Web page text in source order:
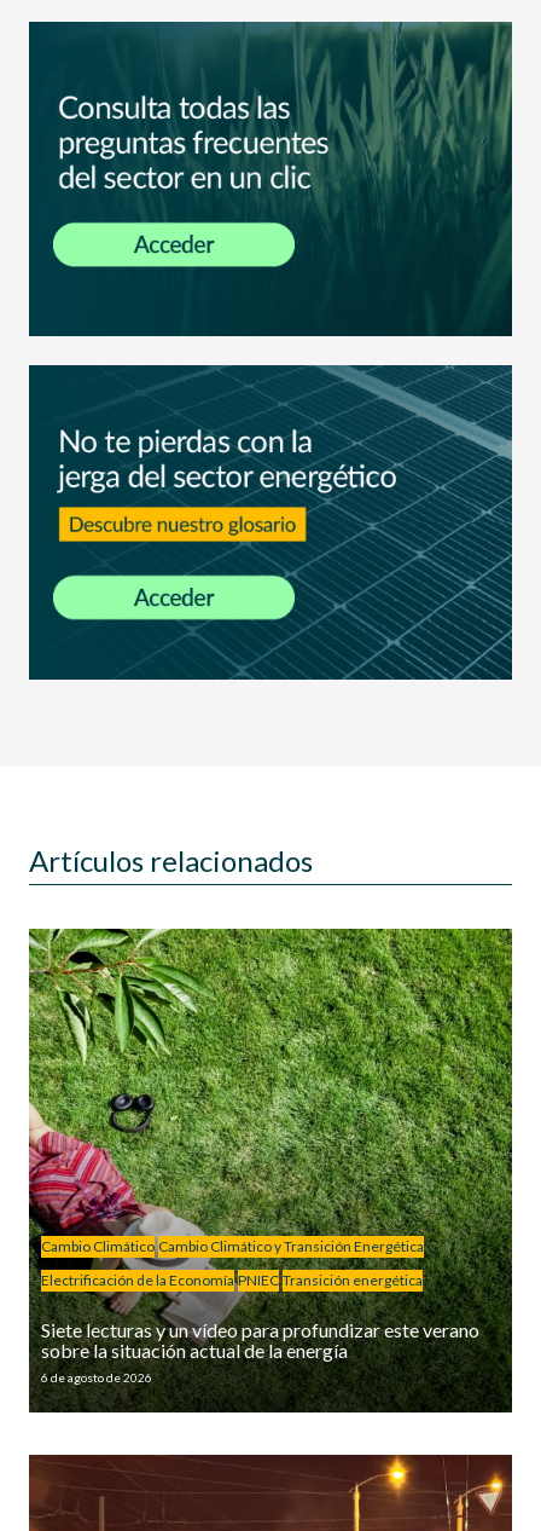
Artículos relacionados
Cambio Climático Cambio Climático y Transición Energética
Electrificación de la Economía PNIEC Transición energética
Siete lecturas y un vídeo para profundizar este verano
sobre la situación actual de la energía
6 de agosto de 2026